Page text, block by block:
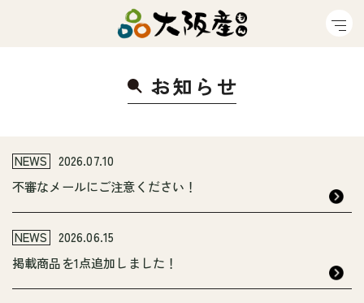
お知ら せ
NEWS
2026.07.10
不審なメールにご注意ください！
NEWS
2026.06.15
掲載商品を1点追加しました！